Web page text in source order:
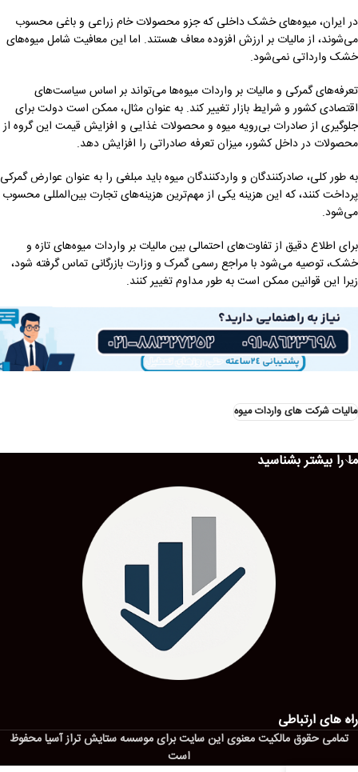
در ایران، میوه‌های خشک داخلی که جزو محصولات خام زراعی و باغی محسوب
می‌شوند، از مالیات بر ارزش افزوده معاف هستند. اما این معافیت شامل میوه‌های
خشک وارداتی نمی‌شود.
تعرفه‌های گمرکی و مالیات بر واردات میوه‌ها می‌تواند بر اساس سیاست‌های
اقتصادی کشور و شرایط بازار تغییر کند. به عنوان مثال، ممکن است دولت برای
جلوگیری از صادرات بی‌رویه میوه و محصولات غذایی و افزایش قیمت این گروه از
محصولات در داخل کشور، میزان تعرفه صادراتی را افزایش دهد.
به طور کلی، صادرکنندگان و واردکنندگان میوه باید مبلغی را به عنوان عوارض گمرکی
پرداخت کنند، که این هزینه یکی از مهم‌ترین هزینه‌های تجارت بین‌المللی محسوب
می‌شود.
برای اطلاع دقیق از تفاوت‌های احتمالی بین مالیات بر واردات میوه‌های تازه و
خشک، توصیه می‌شود با مراجع رسمی گمرک و وزارت بازرگانی تماس گرفته شود،
زیرا این قوانین ممکن است به طور مداوم تغییر کنند.
مالیات شرکت های واردات میوه
ما را بیشتر بشناسید
راه های ارتباطی
تمامی حقوق مالکیت معنوی این ‌سایت برای موسسه ستایش تراز آسیا محفوظ
است